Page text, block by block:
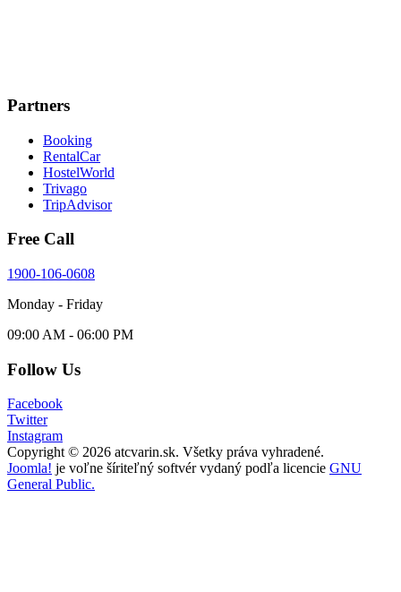
Partners
Booking
RentalCar
HostelWorld
Trivago
TripAdvisor
Free Call
1900-106-0608
Monday - Friday
09:00 AM - 06:00 PM
Follow Us
Facebook
Twitter
Instagram
Copyright © 2026 atcvarin.sk. Všetky práva vyhradené.
Joomla! je voľne šíriteľný softvér vydaný podľa licencie GNU
General Public.